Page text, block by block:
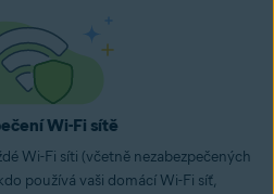
Wi-Fi sítě
Wi-Fi síti (včetně nezabezpečených
používá vaši domácí Wi-Fi síť,